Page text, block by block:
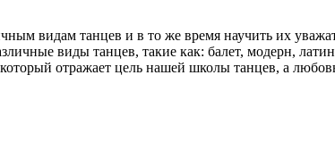
видам танцев и в то же время научить их
виды танцев, такие как: балет, модерн,
отражает цель нашей школы танцев, а